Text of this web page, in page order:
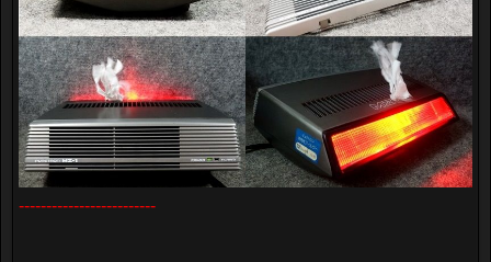
-------------------------